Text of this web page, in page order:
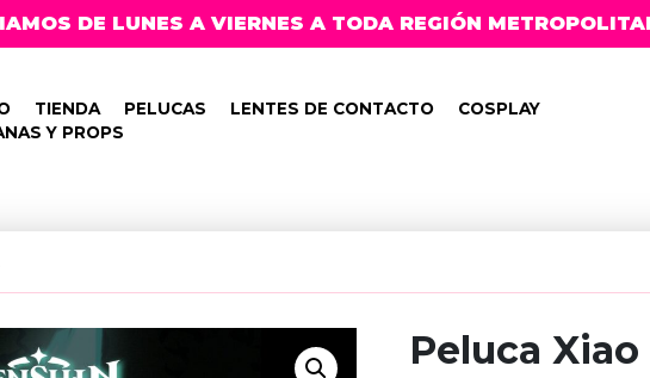
DE LUNES A VIERNES A TODA REGIÓN
TIENDA PELUCAS LENTES DE CONTACTO
COSPLAY
Y PROPS
Peluca